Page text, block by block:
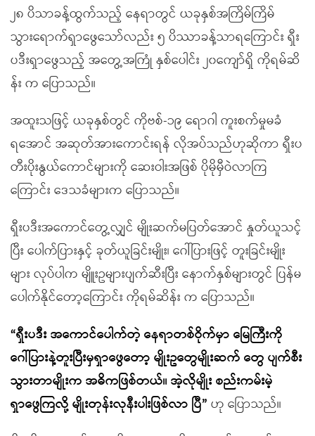
၂၈ ပိသာခန့်ထွက်သည့် နေရာတွင် ယခုနှစ်အကြိမ်ကြိမ်
သွားရောက်ရှာဖွေသော်လည်း ၅ ပိဿာခန့်သာရကြောင်း ရှီး
ပဒီးရှာဖွေသည့် အတွေ့အကြုံ နှစ်ပေါင်း ၂၀ကျော်ရှိ ကိုရမ်ဆိ
န်း က ပြောသည်။
အထူးသဖြင့် ယခုနှစ်တွင် ကိုဗစ်-၁၉ ရောဂါ ကူးစက်မှုမခံ
ရအောင် အဆုတ်အားကောင်းရန် လိုအပ်သည်ဟုဆိုကာ ရှီးပ
တီးပိုးနွယ်ကောင်များကို ဆေးဝါးအဖြစ် ပိုမိုမှီဝဲလာကြ
ကြောင်း ဒေသခံများက ပြောသည်။
ရှီးပဒီးအကောင်တွေ့လျှင် မျိုးဆက်မပြတ်အောင် နှုတ်ယူသင့်
ပြီး ပေါက်ပြားနှင့် ခုတ်ယူခြင်းမျိုး၊ ဂေါ်ပြားဖြင့် တူးခြင်းမျိုး
များ လုပ်ပါက မျိူးဥများပျက်ဆီးပြီး နောက်နှစ်များတွင် ပြန်မ
ပေါက်နိုင်တော့ကြောင်း ကိုရမ်ဆိန်း က ပြောသည်။
“ရှီးပဒီး အကောင်ပေါက်တဲ့ နေရာတစ်ဝိုက်မှာ မြေကြီးကို
ဂေါ်ပြားနဲ့တူးပြီးမှရှာဖွေတော့ မျိုးဥတွေမျိုးဆက် တွေ ပျက်စီး
သွားတာမျိုးက အဓိကဖြစ်တယ်။ အဲ့လိုမျိုး စည်းကမ်းမဲ့
ရှာဖွေကြလို့ မျိုးတုန်းလုနီးပါးဖြစ်လာ ပြီ” ဟု ပြောသည်။